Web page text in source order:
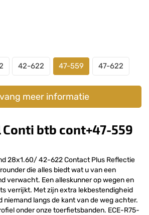
42-622 47-559 47-622
meer informatie
btb cont+47-559
28x1.60/ 42-622 Contact Plus Reflectie
die alles biedt wat u van een
verwacht. Een alleskunner op wegen en
verrijkt. Met zijn extra lekbestendigheid
niemand langs de kant van de weg achter.
onder onze toerfietsbanden. ECE-R75-